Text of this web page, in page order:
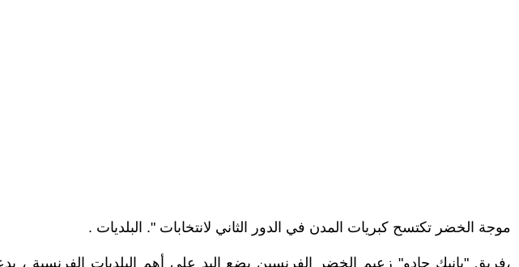
موجة الخضر تكتسح كبريات المدن في الدور الثاني لانتخابات ". البلديات .
،فريق "يانيك جادو" زعيم الخضر الفرنسبن يضع اليد على أهم البلديات الفرنسية